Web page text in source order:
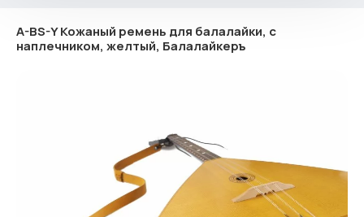
A-BS-Y Кожаный ремень для балалайки, с
наплечником, желтый, Балалайкеръ